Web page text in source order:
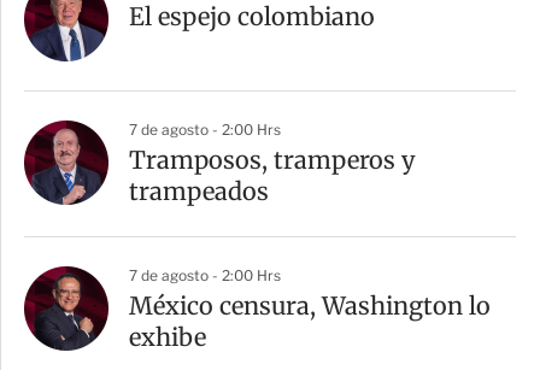
El espejo colombiano
7 de agosto - 2:00 Hrs
Tramposos, tramperos y
trampeados
7 de agosto - 2:00 Hrs
México censura, Washington lo
exhibe